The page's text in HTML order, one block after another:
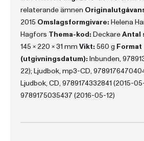
relaterande ämnen
2015 Omslagsformgivare: Helena
Hagfors Thema-kod: DeckareAntal
145 x 220 x 31 mm Vikt: 560 g Format
(utgivningsdatum): Inbunden,
22); Ljudbok, mp3-CD,
Ljudbok, CD, 9789174332841 (2015-
9789175035437 (2016-05-12)